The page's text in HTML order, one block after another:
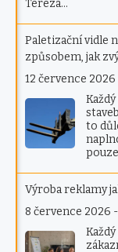
Tereza…
Paletizační vidle
způsobem, jak
12 července 2026
to
Výroba reklamy
8 července 2026 -